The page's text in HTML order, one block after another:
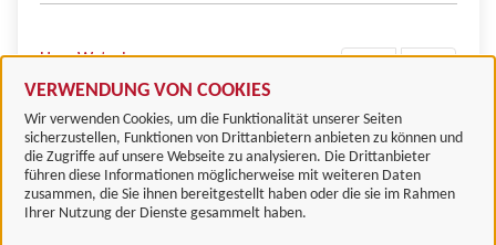
VERWENDUNG VON COOKIES
Wir verwenden Cookies, um die Funktionalität unserer Seiten
sicherzustellen, Funktionen von Drittanbietern anbieten zu können und
die Zugriffe auf unsere Webseite zu analysieren. Die Drittanbieter
führen diese Informationen möglicherweise mit weiteren Daten
zusammen, die Sie ihnen bereitgestellt haben oder die sie im Rahmen
Ihrer Nutzung der Dienste gesammelt haben.
Herr Wetzel
Landkreis Göttingen